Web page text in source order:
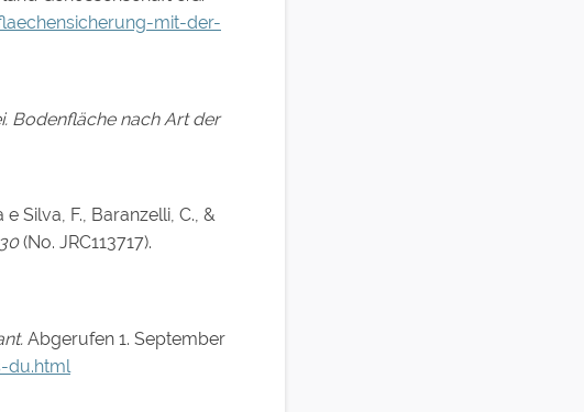
mit-der-
Bodenfläche nach Art der
Silva, F., Baranzelli, C., &
(No. JRC113717).
Abgerufen 1. September
du.html